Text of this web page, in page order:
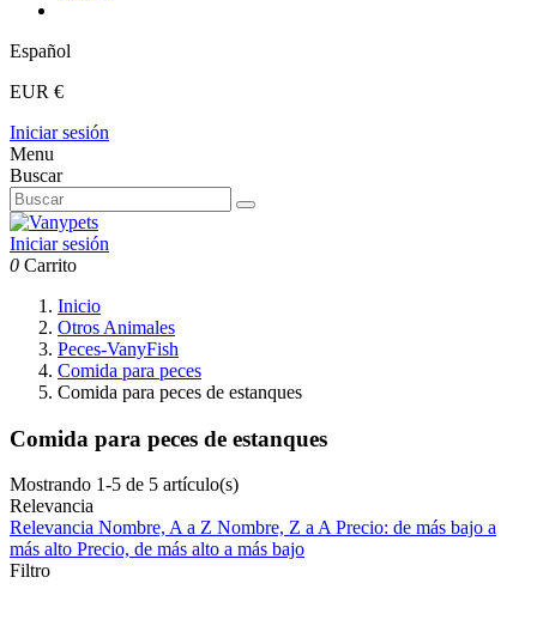
Español
EUR €
Iniciar sesión
Menu
Buscar
Iniciar sesión
0 Carrito
Inicio
Otros Animales
Peces-VanyFish
Comida para peces
Comida para peces de estanques
Comida para peces de estanques
Mostrando 1-5 de 5 artículo(s)
Relevancia
Relevancia Nombre, A a Z Nombre, Z a APrecio: de más bajo a
más alto Precio, de más alto a más bajo
Filtro